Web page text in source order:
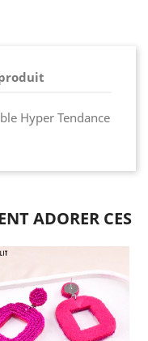
Hyper Tendance
ADORER CES